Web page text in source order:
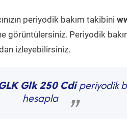
periyodik bakım takibini
görüntülersiniz. Periyodik
izleyebilirsiniz.
Glk 250 Cdiperiyodik
hesapla
”